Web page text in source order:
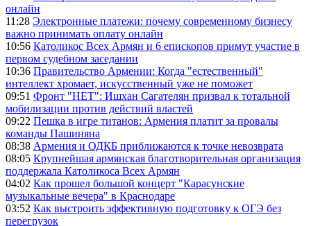
онлайн
11:28 Электронные платежи: почему современному бизнесу
важно принимать оплату онлайн
10:56 Католикос Всех Армян и 6 епископов примут участие в
первом судебном заседании
10:36 Правительство Армении: Когда "естественный"
интеллект хромает, искусственный уже не поможет
09:51 Фронт "НЕТ": Ишхан Сагателян призвал к тотальной
мобилизации против действий властей
09:22 Пешка в игре титанов: Армения платит за провалы
команды Пашиняна
08:38 Армения и ОДКБ приближаются к точке невозврата
08:05 Крупнейшая армянская благотворительная организация
поддержала Католикоса Всех Армян
04:02 Как прошел большой концерт "Карасунские
музыкальные вечера" в Краснодаре
03:52 Как выстроить эффективную подготовку к ОГЭ без
перегрузок